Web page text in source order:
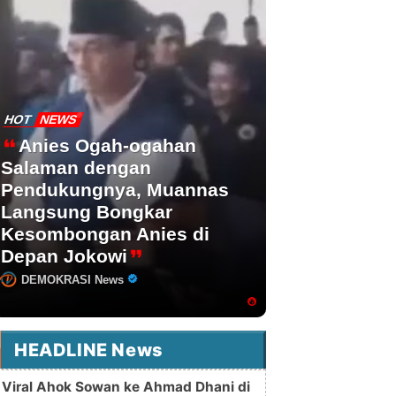
HOT NEWS
Anies Ogah-ogahan
Salaman dengan
Pendukungnya, Muannas
Langsung Bongkar
Kesombongan Anies di
Depan Jokowi
DEMOKRASI News
HEADLINE News
Viral Ahok Sowan ke Ahmad Dhani di